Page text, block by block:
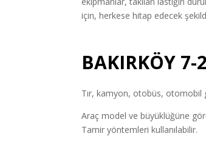
için, herkese hitap edecek
BAKIRKÖY 7-
Tır, kamyon, otobüs, otomobil
Araç model ve büyüklüğüne
Tamir yöntemleri kullanılabilir.